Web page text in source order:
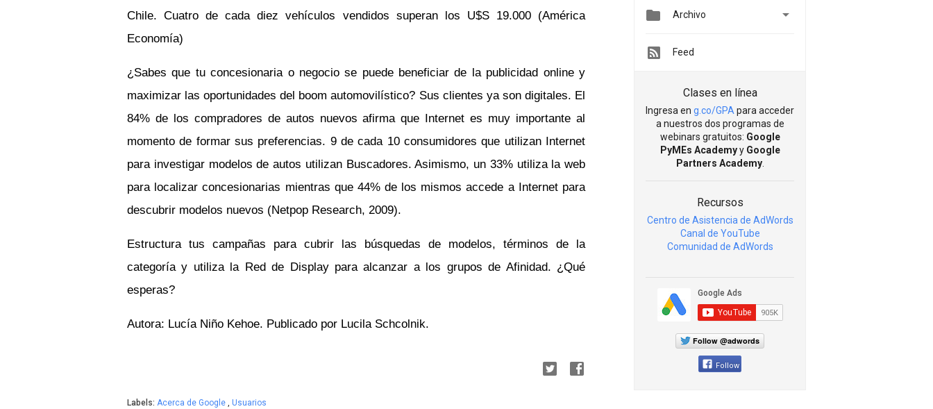
Chile. Cuatro de cada diez vehículos vendidos superan los U$S 19.000 (América
Economía)
¿Sabes que tuconcesionaria o negocio se puede beneficiar de la publicidad online y
maximizar las oportunidades del boom automovilístico? Sus clientes ya son digitales. El
84% de los compradores de autos nuevos afirma que Internet es muy importante al
momento de formar sus preferencias. 9 de cada 10 consumidores que utilizan Internet
para investigar modelos de autos utilizan Buscadores. Asimismo, un 33% utiliza la web
para localizar concesionarias mientras que 44% de los mismos accede a Internet para
descubrir modelos nuevos (Netpop Research, 2009).
Estructura tus campañas para cubrir las búsquedas de modelos, términos de la
categoría y utilizala Red de Display para alcanzar a los grupos de Afinidad. ¿Qué
esperas?
Autora: Lucía Niño Kehoe. Publicado por Lucila Schcolnik.
Labels: Acerca de Google , Usuarios
 Archivo 
Feed
Clases en línea
Ingresa en g.co/GPA para acceder
a nuestros dos programas de
webinars gratuitos: Google
PyMEs Academyy Google
Partners Academy.
Recursos
Centro de Asistencia de AdWords
Canal de YouTube
Comunidad de AdWords
Follow @adwords
Follow